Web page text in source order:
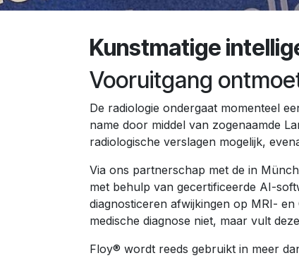
Kunstmatige
Vooruitgang
De radiologie ondergaat momenteel
name door middel van zogenaamde
radiologische verslagen mogelijk,
Via ons partnerschap met de in
met behulp van gecertificeerde AI-
diagnosticeren afwijkingen op MRI-
medische diagnose niet, maar vult
Floy® wordt reeds gebruikt in meer